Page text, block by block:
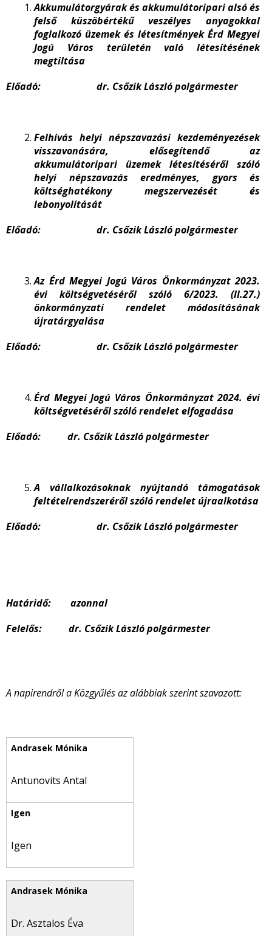
Akkumulátorgyárak és akkumulátoripari alsó és
felső küszöbértékű veszélyes anyagokkal
foglalkozó üzemek és létesítmények Érd Megyei
Jogú Város területén való létesítésének
megtiltása
Előadó: dr. Csőzik László polgármester
Felhívás helyi népszavazási kezdeményezések
visszavonására, elősegítendő az
akkumulátoripari üzemek létesítéséről szóló
helyi népszavazás eredményes, gyors és
költséghatékony megszervezését és
lebonyolítását
Előadó: dr. Csőzik László polgármester
Az Érd Megyei Jogú Város Önkormányzat 2023.
évi költségvetéséről szóló 6/2023. (II.27.)
önkormányzati rendelet módosításának
újratárgyalása
Előadó: dr. Csőzik László polgármester
Érd Megyei Jogú Város Önkormányzat 2024. évi
költségvetéséről szóló rendelet elfogadása
Előadó: dr. Csőzik László polgármester
A vállalkozásoknak nyújtandó támogatások
feltételrendszeréről szóló rendelet újraalkotása
Előadó: dr. Csőzik László polgármester
Határidő: azonnal
Felelős: dr. Csőzik László polgármester
A napirendről a Közgyűlés az alábbiak szerint szavazott:
Antunovits Antal
Igen
Dr. Asztalos Éva